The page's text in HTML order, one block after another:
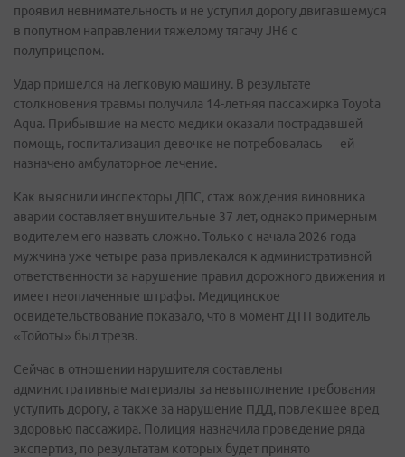
проявил невнимательность и не уступил дорогу двигавшемуся
в попутном направлении тяжелому тягачу JH6 с
полуприцепом.
Удар пришелся на легковую машину. В результате
столкновения травмы получила 14-летняя пассажирка Toyota
Aqua. Прибывшие на место медики оказали пострадавшей
помощь, госпитализация девочке не потребовалась — ей
назначено амбулаторное лечение.
Как выяснили инспекторы ДПС, стаж вождения виновника
аварии составляет внушительные 37 лет, однако примерным
водителем его назвать сложно. Только с начала 2026 года
мужчина уже четыре раза привлекался к административной
ответственности за нарушение правил дорожного движения и
имеет неоплаченные штрафы. Медицинское
освидетельствование показало, что в момент ДТП водитель
«Тойоты» был трезв.
Сейчас в отношении нарушителя составлены
административные материалы за невыполнение требования
уступить дорогу, а также за нарушение ПДД, повлекшее вред
здоровью пассажира. Полиция назначила проведение ряда
экспертиз, по результатам которых будет принято